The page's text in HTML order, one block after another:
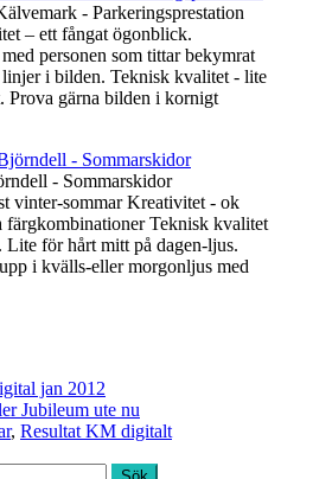
- Parkeringsprestation
– ett fångat ögonblick.
personen som tittar bekymrat
i bilden. Teknisk kvalitet - lite
Prova gärna bilden i kornigt
- Sommarskidor
vinter-sommar Kreativitet - ok
Teknisk kvalitet
Lite för hårt mitt på dagen-ljus.
i kvälls-eller morgonljus med
jan 2012
Jubileum ute nu
, Resultat KM digitalt